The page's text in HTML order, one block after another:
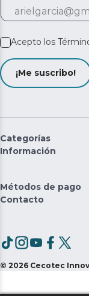
Acepto los
¡Me suscribo!
Categorías
Información
Métodos de pago
Contacto
© 2026 Cecotec